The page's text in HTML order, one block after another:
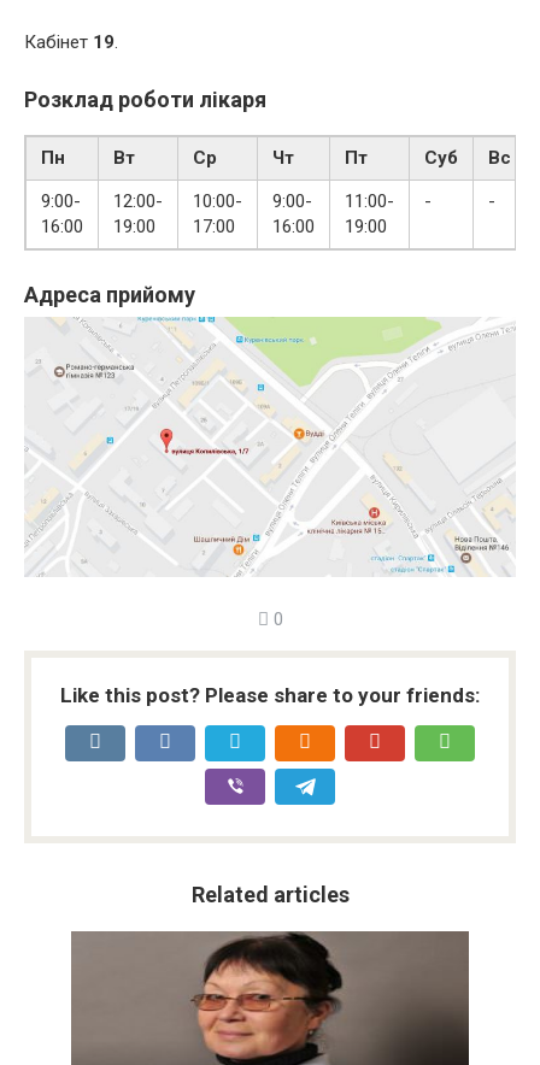
Кабінет 19.
Розклад роботи лікаря
Пн Вт Ср Чт Пт Суб
Вс
9:00-
16:00
12:00-
19:00
10:00-
17:00
9:00-
16:00
11:00-
19:00
- -
Адреса прийому
0
Like this post? Please share to your friends:
Related articles